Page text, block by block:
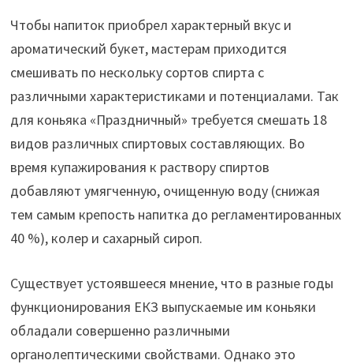
Чтобы напиток приобрел характерный вкус и
ароматический букет, мастерам приходится
смешивать по нескольку сортов спирта с
различными характеристиками и потенциалами. Так
для коньяка «Праздничный» требуется смешать 18
видов различных спиртовых составляющих. Во
время купажирования к раствору спиртов
добавляют умягченную, очищенную воду (снижая
тем самым крепость напитка до регламентированных
40 %), колер и сахарный сироп.
Существует устоявшееся мнение, что в разные годы
функционирования ЕКЗ выпускаемые им коньяки
обладали совершенно различными
органолептическими свойствами. Однако это